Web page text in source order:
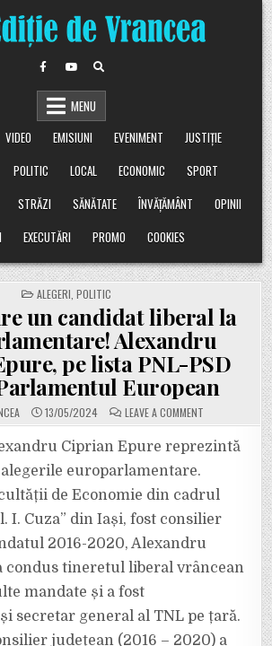
MENU
VIDEO EMISIUNI EVENIMENT
JUSTIȚIE
POLITIC LOCAL ECONOMIC
SPORT
STRĂZI SĂNĂTATE ÎNVĂȚĂMÂNT
OPINII
EXECUTĂRI PROMO COOKIES
POSTED
IN
ALEGERI POLITIC
un candidat liberal la
Alexandru
pe lista PNL-PSD
European
13/05/2024 LEAVE A COMMENT
VRANCEA
UN
CANDIDAT
ALEXANDRU
EPURE,
LISTA
PNL-
PSD
PENTRU
PARLAMENTUL
Ciprian Epure reprezintă
alegerile europarlamentare.
de Economie din cadrul
I. Cuza” din Iași, fost consilier
2016-2020, Alexandru
condus tineretul liberal vrâncean
mandate și a fost
secretar general al TNL pe țară.
județean (2016 – 2020) a